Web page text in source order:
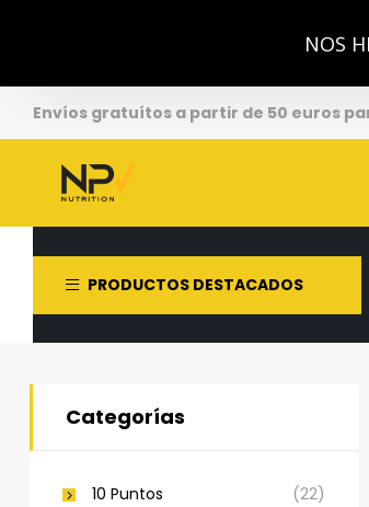
NOS
Envíos gratuítos a partir de 50 euros
PRODUCTOS DESTACADOS
Categorías
10 Puntos
(22)